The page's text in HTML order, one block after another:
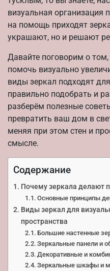
визуальная организация
на помощь приходят
украшают, но и решают
Давайте поговорим о
помочь визуально
виды зеркал подходят
правильно подобрать и
разберём полезные
превратить ваш дом в
меняя при этом стен и
смысле.
Содержание
Почему зеркала делают
Основные принципы
Виды зеркал для
пространства
Большие настенные
Зеркальные панели и
Декоративные и
Зеркальные шкафы и